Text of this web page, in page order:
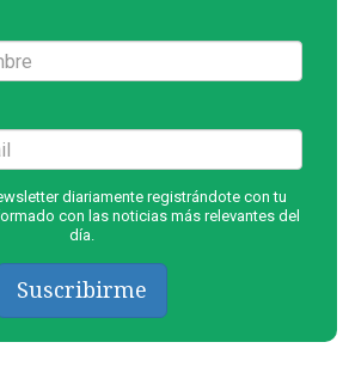
diariamente registrándote con tu
con las noticias más relevantes del
día.
Suscribirme